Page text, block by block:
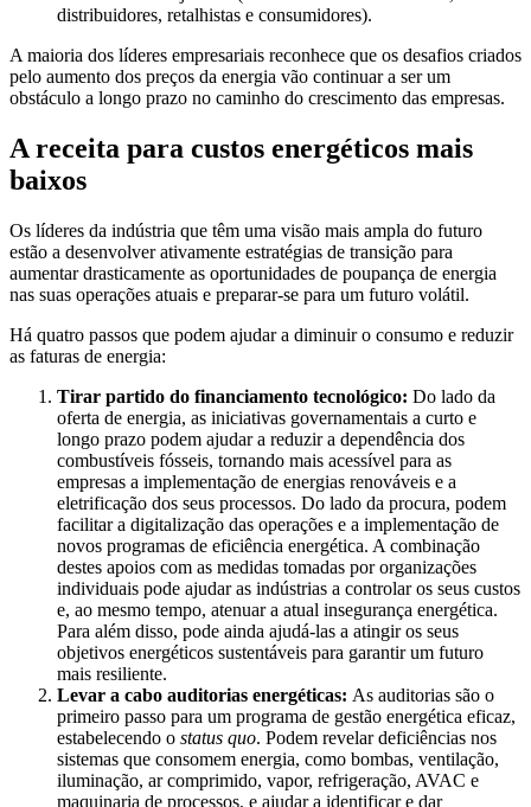
distribuidores, retalhistas e consumidores).
A maioria dos líderes empresariais reconhece que os desafios criados
pelo aumento dos preços da energia vão continuar a ser um
obstáculo a longo prazo no caminho do crescimento das empresas.
A receita para custos energéticos mais
baixos
Os líderes da indústria que têm uma visão mais ampla do futuro
estão a desenvolver ativamente estratégias de transição para
aumentar drasticamente as oportunidades de poupança de energia
nas suas operações atuais e preparar-se para um futuro volátil.
Há quatro passos que podem ajudar a diminuir o consumo e reduzir
as faturas de energia:
Tirar partido do financiamento tecnológico: Do lado da
oferta de energia, as iniciativas governamentais a curto e
longo prazo podem ajudar a reduzir a dependência dos
combustíveis fósseis, tornando mais acessível para as
empresas a implementação de energias renováveis e a
eletrificação dos seus processos. Do lado da procura, podem
facilitar a digitalização das operações e a implementação de
novos programas de eficiência energética. A combinação
destes apoios com as medidas tomadas por organizações
individuais pode ajudar as indústrias a controlar os seus custos
e, ao mesmo tempo, atenuar a atual insegurança energética.
Para além disso, pode ainda ajudá-las a atingir os seus
objetivos energéticos sustentáveis para garantir um futuro
mais resiliente.
Levar a cabo auditorias energéticas: As auditorias são o
primeiro passo para um programa de gestão energética eficaz,
estabelecendo o status quo. Podem revelar deficiências nos
sistemas que consomem energia, como bombas, ventilação,
iluminação, ar comprimido, vapor, refrigeração, AVAC e
maquinaria de processos, e ajudar a identificar e dar